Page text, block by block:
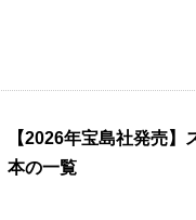
【2026年宝島社発売
本の一覧